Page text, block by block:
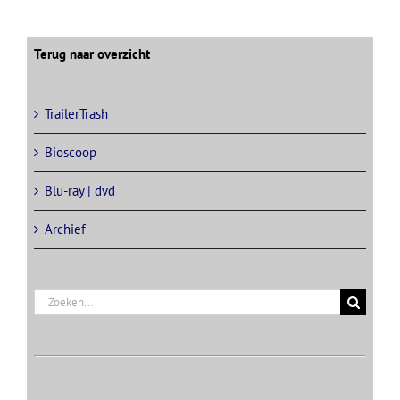
Terug naar overzicht
TrailerTrash
Bioscoop
Blu-ray | dvd
Archief
Zoeken
naar: